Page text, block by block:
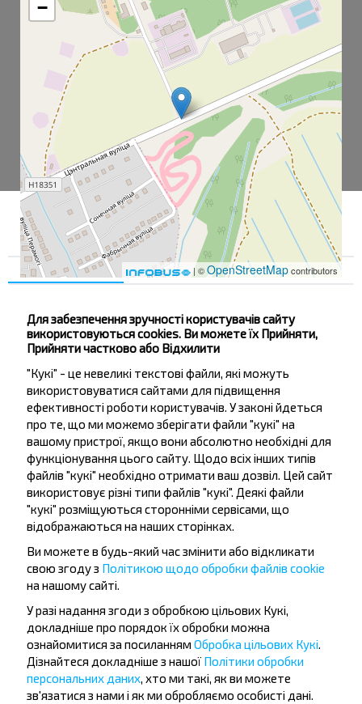
−
| ©OpenStreetMapcontributors
Терешковичи Ц-Р
Куюкова ул.
Птицеф-ка/Тер П
Бажаєте
подорожувати
дешевше?
Не пропусти акції, знижки та спеціальні
пропозиції, INFOBUS. Підпишись на розсилку та
подорожуй з нами дешевше!
Згода Деталі Про нас
Для забезпечення зручності користувачів сайту
використовуються cookies. Ви можете їх Прийняти,
Прийняти частково або Відхилити
"Кукі" - це невеликі текстові файли, які можуть
використовуватися сайтами для підвищення
ефективності роботи користувачів. У законі йдеться
про те, що ми можемо зберігати файли "кукі" на
вашому пристрої, якщо вони абсолютно необхідні для
функціонування цього сайту. Щодо всіх інших типів
файлів "кукі" необхідно отримати ваш дозвіл. Цей сайт
використовує різні типи файлів "кукі". Деякі файли
"кукі" розміщуються сторонніми сервісами, що
відображаються на наших сторінках.
Ви можете в будь-який час змінити або відкликати
свою згоду з Політикою щодо обробки файлів cookie
на нашому сайті.
У разі надання згоди з обробкою цільових Кукі,
докладніше про порядок їх обробки можна
ознайомитися за посиланням Обробка цільових Кукі.
Дізнайтеся докладніше з нашої Політики обробки
персональних даних, хто ми такі, як ви можете
зв'язатися з нами і як ми обробляємо особисті дані.